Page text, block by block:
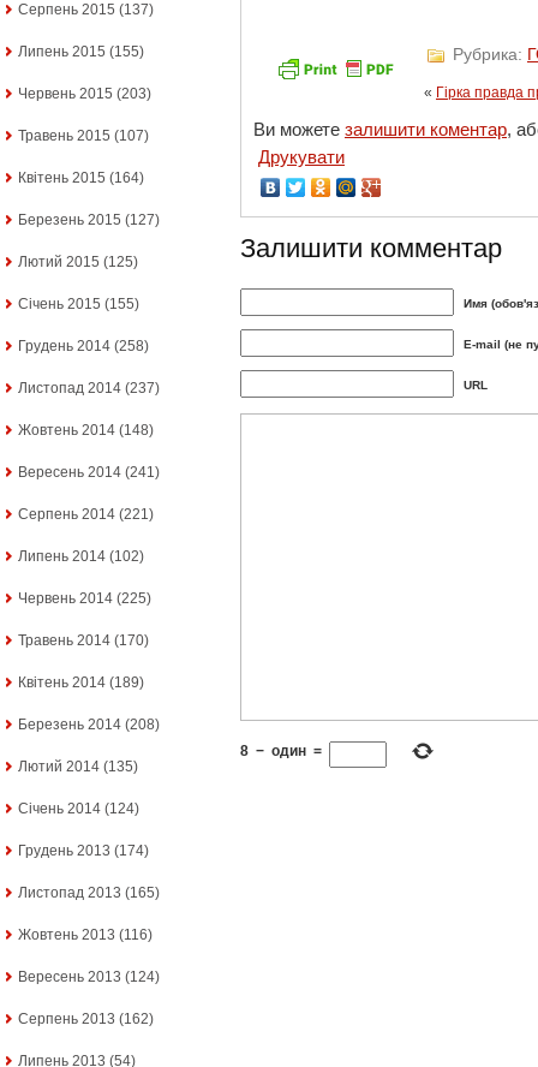
Серпень 2015 (137)
Липень 2015 (155)
Червень 2015 (203)
Травень 2015 (107)
Квітень 2015 (164)
Березень 2015 (127)
Лютий 2015 (125)
Січень 2015 (155)
Грудень 2014 (258)
Листопад 2014 (237)
Жовтень 2014 (148)
Вересень 2014 (241)
Серпень 2014 (221)
Липень 2014 (102)
Червень 2014 (225)
Травень 2014 (170)
Квітень 2014 (189)
Березень 2014 (208)
Лютий 2014 (135)
Січень 2014 (124)
Грудень 2013 (174)
Листопад 2013 (165)
Жовтень 2013 (116)
Вересень 2013 (124)
Серпень 2013 (162)
Липень 2013 (54)
Рубрика:
« Гірка правда
Ви можете залишити коментар,
Друкувати
Залишити комментар
Имя
E-mail (не
URL
8 − один =